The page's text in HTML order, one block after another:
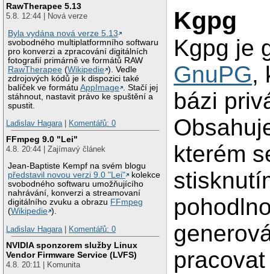
RawTherapee 5.13
5.8. 12:44 | Nová verze
Byla vydána nová verze 5.13
svobodného multiplatformního softwaru
pro konverzi a zpracování digitálních
fotografií primárně ve formátů RAW
RawTherapee (Wikipedie ). Vedle
zdrojových kódů je k dispozici také
balíček ve formátuAppImage
. Stačí jej
stáhnout, nastavit právo ke spuštění a
spustit.
Ladislav Hagara| Komentářů: 0
FFmpeg 9.0 "Lei"
4.8. 20:44 | Zajímavý článek
Jean-Baptiste Kempf na svém blogu
představil novou verzi 9.0 "Lei"
kolekce
svobodného softwaru umožňujícího
nahrávání, konverzi a streamovaní
digitálního zvuku a obrazu FFmpeg
(Wikipedie ).
Ladislav Hagara| Komentářů: 0
NVIDIA sponzorem služby Linux
Vendor Firmware Service (LVFS)
4.8. 20:11 | Komunita
Kgpg
Kgpg je
GnuPG,
bázi
kterém